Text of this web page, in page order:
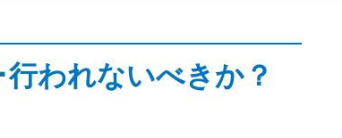
われないべきか？